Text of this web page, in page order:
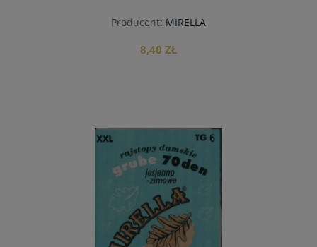
Producent: MIRELLA
8,40 ZŁ